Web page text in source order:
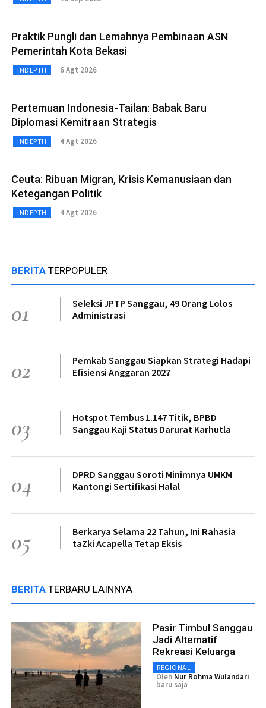
Praktik Pungli dan Lemahnya Pembinaan ASN
Pemerintah Kota Bekasi
INDEPTH 6 Agt 2026
Pertemuan Indonesia-Tailan: Babak Baru
Diplomasi Kemitraan Strategis
INDEPTH 4 Agt 2026
Ceuta: Ribuan Migran, Krisis Kemanusiaan dan
Ketegangan Politik
INDEPTH 4 Agt 2026
BERITA TERPOPULER
01
Seleksi JPTP Sanggau, 49 Orang Lolos
Administrasi
02
Pemkab Sanggau Siapkan Strategi Hadapi
Efisiensi Anggaran 2027
03
Hotspot Tembus 1.147 Titik, BPBD
Sanggau Kaji Status Darurat Karhutla
04
DPRD Sanggau Soroti Minimnya UMKM
Kantongi Sertifikasi Halal
05
Berkarya Selama 22 Tahun, Ini Rahasia
taZki Acapella Tetap Eksis
BERITA TERBARU LAINNYA
Pasir Timbul Sanggau
Jadi Alternatif
Rekreasi Keluarga
REGIONAL
Oleh Nur Rohma Wulandari
baru saja